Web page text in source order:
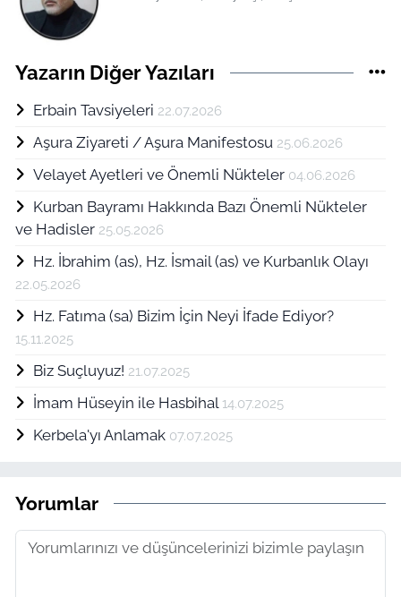
Yazarın Diğer Yazıları
Erbain Tavsiyeleri 22.07.2026
Aşura Ziyareti / Aşura Manifestosu 25.06.2026
Velayet Ayetleri ve Önemli Nükteler 04.06.2026
Kurban Bayramı Hakkında Bazı Önemli Nükteler
ve Hadisler 25.05.2026
Hz. İbrahim (as), Hz. İsmail (as) ve Kurbanlık Olayı
22.05.2026
Hz. Fatıma (sa) Bizim İçin Neyi İfade Ediyor?
15.11.2025
Biz Suçluyuz! 21.07.2025
İmam Hüseyin ile Hasbihal 14.07.2025
Kerbela'yı Anlamak 07.07.2025
Yorumlar